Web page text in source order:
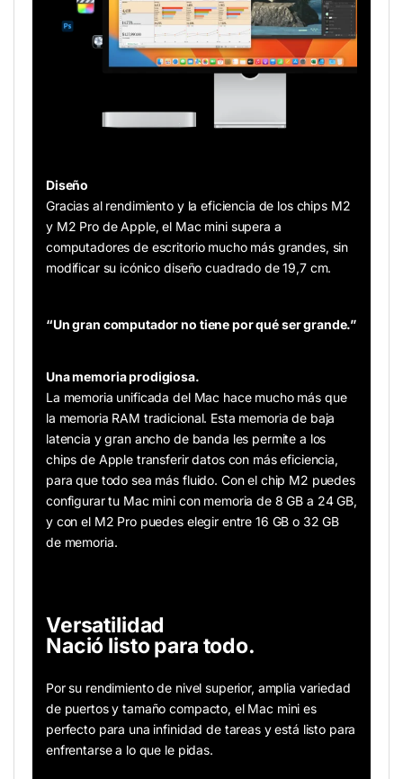
Diseño
Gracias al rendimiento y la eficiencia de los chips M2
y M2 Pro de Apple, el Mac mini supera a
computadores de escritorio mucho más grandes, sin
modificar su icónico diseño cuadrado de 19,7 cm.
“Un gran computador no tiene por qué ser grande.”
Una memoria prodigiosa.
La memoria unificada del Mac hace mucho más que
la memoria RAM tradicional. Esta memoria de baja
latencia y gran ancho de banda les permite a los
chips de Apple transferir datos con más eficiencia,
para que todo sea más fluido. Con el chip M2 puedes
configurar tu Mac mini con memoria de 8 GB a 24 GB,
y con el M2 Pro puedes elegir entre 16 GB o 32 GB
de memoria.
Versatilidad
Nació listo para todo.
Por su rendimiento de nivel superior, amplia variedad
de puertos y tamaño compacto, el Mac mini es
perfecto para una infinidad de tareas y está listo para
enfrentarse a lo que le pidas.